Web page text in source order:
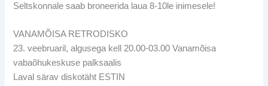
Seltskonnale saab broneerida laua 8-10le inimesele!
VANAMÕISA RETRODISKO
23. veebruaril, algusega kell 20.00-03.00 Vanamõisa
vabaõhukeskuse palksaalis
Laval särav diskotäht ESTIN